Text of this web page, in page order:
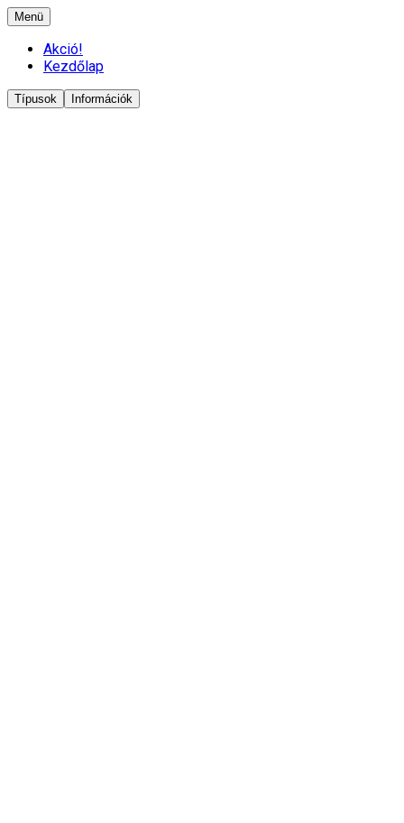
Menü
Akció!
Kezdőlap
Típusok Információk